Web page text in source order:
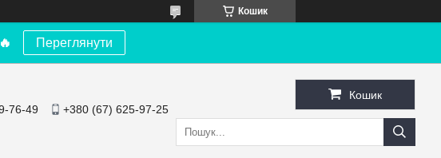
Кошик
🔥 Переглянути
76-49 +380 (67) 625-97-25
Кошик